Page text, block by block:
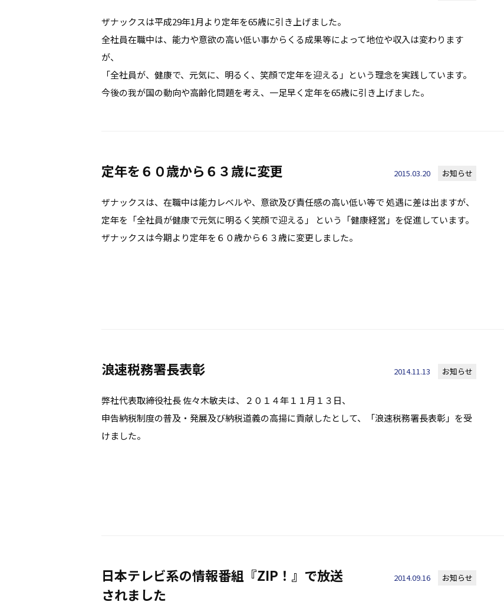
ザナックスは平成29年1月より定年を65歳に引き上げました。
全社員在職中は、能力や意欲の高い低い事からくる成果等によって地位や収入は変わります
が、
「全社員が、健康で、元気に、明るく、笑顔で定年を迎える」という理念を実践しています。
今後の我が国の動向や高齢化問題を考え、一足早く定年を65歳に引き上げました。
定年を６０歳から６３歳に変更 2015.03.20 お知らせ
ザナックスは、在職中は能力レベルや、意欲及び責任感の高い低い等で 処遇に差は出ますが、
定年を「全社員が健康で元気に明るく笑顔で迎える」 という「健康経営」を促進しています。
ザナックスは今期より定年を６０歳から６３歳に変更しました。
浪速税務署長表彰 2014.11.13 お知らせ
弊社代表取締役社長 佐々木敏夫は、２０１４年１１月１３日、
申告納税制度の普及・発展及び納税道義の高揚に貢献したとして、「浪速税務署長表彰」を受
けました。
日本テレビ系の情報番組『ZIP！』で放送
されました
2014.09.16 お知らせ